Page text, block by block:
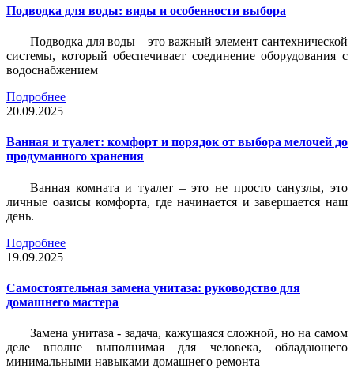
Подводка для воды: виды и особенности выбора
Подводка для воды – это важный элемент сантехнической
системы, который обеспечивает соединение оборудования с
водоснабжением
Подробнее
20.09.2025
Ванная и туалет: комфорт и порядок от выбора мелочей до
продуманного хранения
Ванная комната и туалет – это не просто санузлы, это
личные оазисы комфорта, где начинается и завершается наш
день.
Подробнее
19.09.2025
Самостоятельная замена унитаза: руководство для
домашнего мастера
Замена унитаза - задача, кажущаяся сложной, но на самом
деле вполне выполнимая для человека, обладающего
минимальными навыками домашнего ремонта